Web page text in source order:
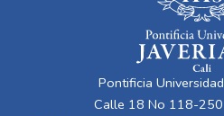
Pontificia
Calle 18 No 118-250